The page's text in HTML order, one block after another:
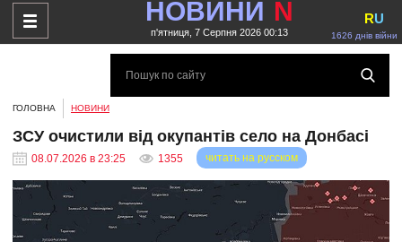
НОВИНИ N
п'ятниця, 7 Серпня 2026 00:13 1626 днів війни
RU
ГОЛОВНА НОВИНИ
ЗСУ очистили від окупантів село на Донбасі
08.07.2026 в 23:25 1355 читать на русском